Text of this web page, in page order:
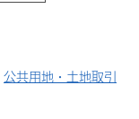
公共用地・土地取引